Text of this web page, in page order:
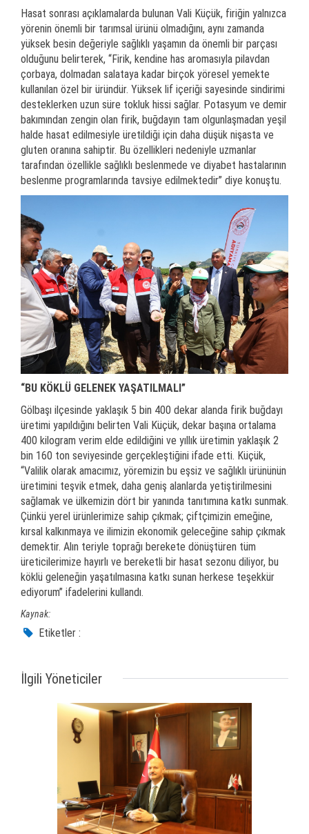
Hasat sonrası açıklamalarda bulunan Vali Küçük, firiğin yalnızca
yörenin önemli bir tarımsal ürünü olmadığını, aynı zamanda
yüksek besin değeriyle sağlıklı yaşamın da önemli bir parçası
olduğunu belirterek, “Firik, kendine has aromasıyla pilavdan
çorbaya, dolmadan salataya kadar birçok yöresel yemekte
kullanılan özel bir üründür. Yüksek lif içeriği sayesinde sindirimi
desteklerken uzun süre tokluk hissi sağlar. Potasyum ve demir
bakımından zengin olan firik, buğdayın tam olgunlaşmadan yeşil
halde hasat edilmesiyle üretildiği için daha düşük nişasta ve
gluten oranına sahiptir. Bu özellikleri nedeniyle uzmanlar
tarafından özellikle sağlıklı beslenmede ve diyabet hastalarının
beslenme programlarında tavsiye edilmektedir” diye konuştu.
“BU KÖKLÜ GELENEK YAŞATILMALI”
Gölbaşı ilçesinde yaklaşık 5 bin 400 dekar alanda firik buğdayı
üretimi yapıldığını belirten Vali Küçük, dekar başına ortalama
400 kilogram verim elde edildiğini ve yıllık üretimin yaklaşık 2
bin 160 ton seviyesinde gerçekleştiğini ifade etti. Küçük,
“Valilik olarak amacımız, yöremizin bu eşsiz ve sağlıklı ürününün
üretimini teşvik etmek, daha geniş alanlarda yetiştirilmesini
sağlamak ve ülkemizin dört bir yanında tanıtımına katkı sunmak.
Çünkü yerel ürünlerimize sahip çıkmak; çiftçimizin emeğine,
kırsal kalkınmaya ve ilimizin ekonomik geleceğine sahip çıkmak
demektir. Alın teriyle toprağı berekete dönüştüren tüm
üreticilerimize hayırlı ve bereketli bir hasat sezonu diliyor, bu
köklü geleneğin yaşatılmasına katkı sunan herkese teşekkür
ediyorum” ifadelerini kullandı.
Kaynak:
Etiketler :
İlgili Yöneticiler